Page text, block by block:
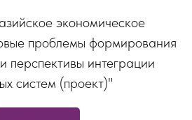
экономическое
проблемы формирования
перспективы интеграции
систем (проект)"